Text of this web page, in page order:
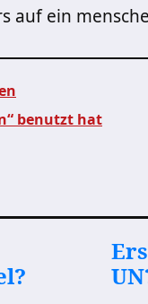
auf ein
benutzt hat